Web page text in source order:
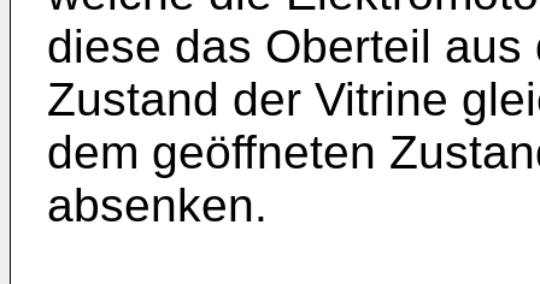
diese das Oberteil
Zustand der Vitrine
dem geöffneten
absenken.